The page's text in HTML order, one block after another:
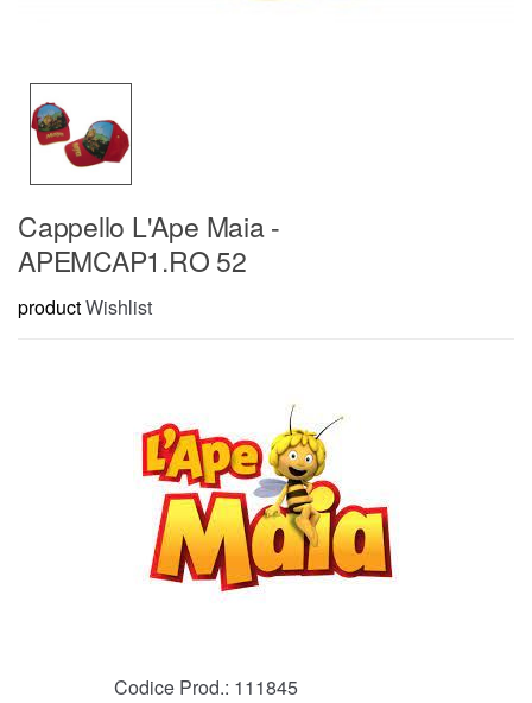
Cappello L'Ape Maia -
APEMCAP1.RO 52
productWishlist
Codice Prod.: 111845